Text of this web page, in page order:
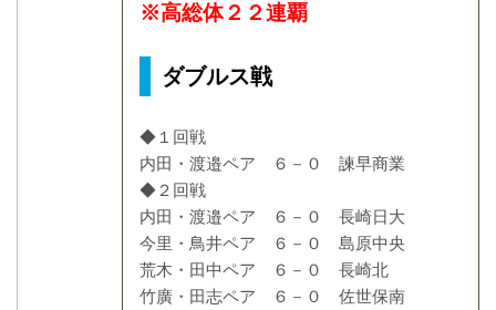
※高総体２２連覇
ダブルス戦
◆１回戦
内田・渡邉ペア ６－０ 諫早商業
◆２回戦
内田・渡邉ペア ６－０ 長崎日大
今里・鳥井ペア ６－０ 島原中央
荒木・田中ペア ６－０ 長崎北
竹廣・田志ペア ６－０ 佐世保南